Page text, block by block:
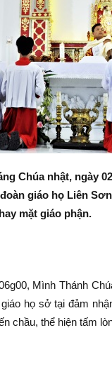
Chúa nhật, ngày
giáo họ Liên
mặt giáo phận.
Mình Thánh
họ sở tại đảm
chầu, thể hiện tấm